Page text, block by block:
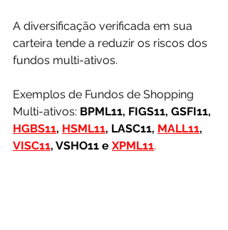
A diversificação verificada em sua
carteira tende a reduzir os riscos dos
fundos multi-ativos.
Exemplos de Fundos de Shopping
Multi-ativos: BPML11, FIGS11, GSFI11,
HGBS11, HSML11, LASC11, MALL11,
VISC11, VSHO11 e XPML11.